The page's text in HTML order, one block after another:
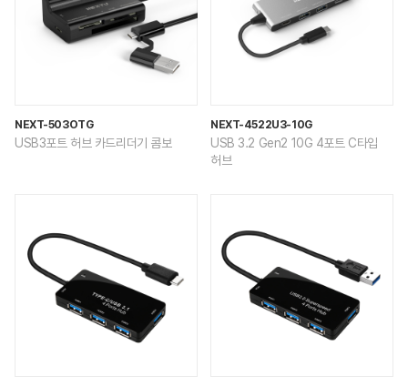
NEXT-503OTG
USB3포트 허브 카드리더기 콤보
NEXT-4522U3-10G
USB 3.2 Gen2 10G 4포트 C타입
허브